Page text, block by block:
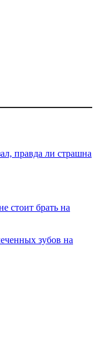
правда ли страшна
стоит брать на
зубов на